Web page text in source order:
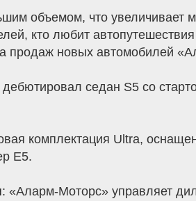
объемом, что увеличивает
кто любит
продаж новых автомобилей
седан S5 со
комплектация Ultra,
Е5.
«Аларм-Моторс» управляет